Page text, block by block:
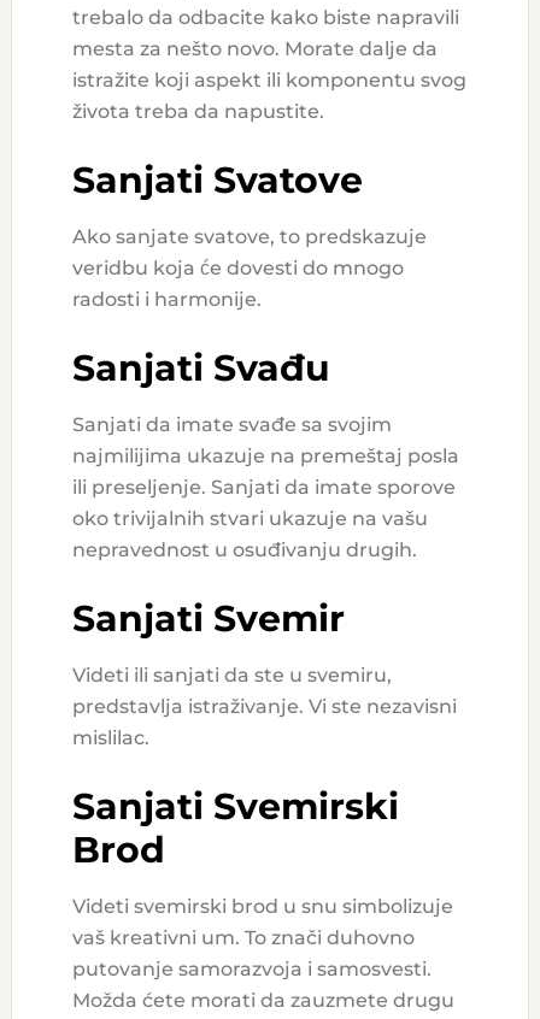
trebalo da odbacite kako biste napravili
mesta za nešto novo. Morate dalje da
istražite koji aspekt ili komponentu svog
života treba da napustite.
Sanjati Svatove
Ako sanjate svatove, to predskazuje
veridbu koja će dovesti do mnogo
radosti i harmonije.
Sanjati Svađu
Sanjati da imate svađe sa svojim
najmilijima ukazuje na premeštaj posla
ili preseljenje. Sanjati da imate sporove
oko trivijalnih stvari ukazuje na vašu
nepravednost u osuđivanju drugih.
Sanjati Svemir
Videti ili sanjati da ste u svemiru,
predstavlja istraživanje. Vi ste nezavisni
mislilac.
Sanjati Svemirski
Brod
Videti svemirski brod u snu simbolizuje
vaš kreativni um. To znači duhovno
putovanje samorazvoja i samosvesti.
Možda ćete morati da zauzmete drugu